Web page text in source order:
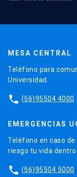
MESA CENTRAL
Teléfono para
Universidad.
phone (56)95504 4000
EMERGENCIAS
Teléfono en caso
riesgo tu vida
phone (56)95504 5000